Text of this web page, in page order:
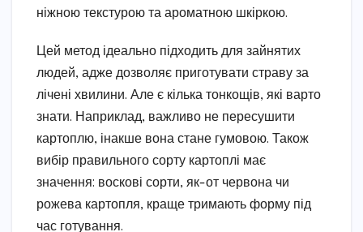
ніжною текстурою та ароматною шкіркою.
Цей метод ідеально підходить для зайнятих
людей, адже дозволяє приготувати страву за
лічені хвилини. Але є кілька тонкощів, які варто
знати. Наприклад, важливо не пересушити
картоплю, інакше вона стане гумовою. Також
вибір правильного сорту картоплі має
значення: воскові сорти, як-от червона чи
рожева картопля, краще тримають форму під
час готування.